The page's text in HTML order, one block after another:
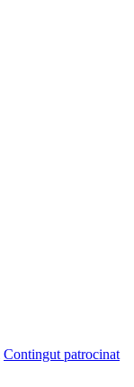
Contingut patrocinat